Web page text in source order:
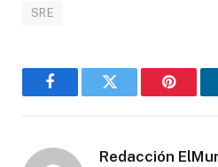
SRE
FacebookGorjeo
Redacción